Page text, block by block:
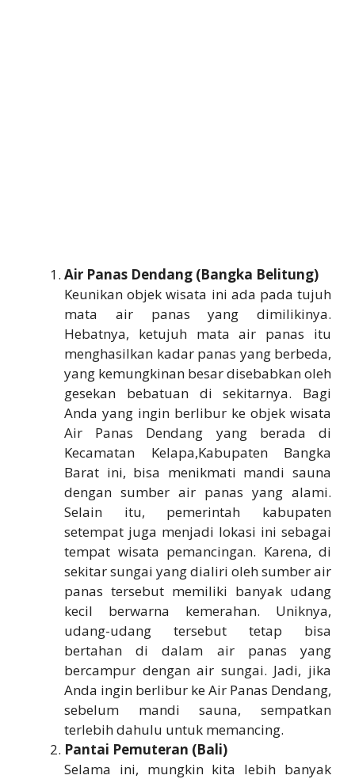
Air Panas Dendang (Bangka Belitung)
Keunikan objek wisata ini ada pada tujuh
mata air panas yang dimilikinya.
Hebatnya, ketujuh mata air panas itu
menghasilkan kadar panas yang berbeda,
yang kemungkinan besar disebabkan oleh
gesekan bebatuan di sekitarnya. Bagi
Anda yang ingin berlibur ke objek wisata
Air Panas Dendang yang berada di
Kecamatan Kelapa,Kabupaten Bangka
Barat ini, bisa menikmati mandi sauna
dengan sumber air panas yang alami.
Selain itu, pemerintah kabupaten
setempat juga menjadi lokasi ini sebagai
tempat wisata pemancingan. Karena, di
sekitar sungai yang dialiri oleh sumber air
panas tersebut memiliki banyak udang
kecil berwarna kemerahan. Uniknya,
udang-udang tersebut tetap bisa
bertahan di dalam air panas yang
bercampur dengan air sungai. Jadi, jika
Anda ingin berlibur ke Air Panas Dendang,
sebelum mandi sauna, sempatkan
terlebih dahulu untuk memancing.
Pantai Pemuteran (Bali)
Selama ini, mungkin kita lebih banyak